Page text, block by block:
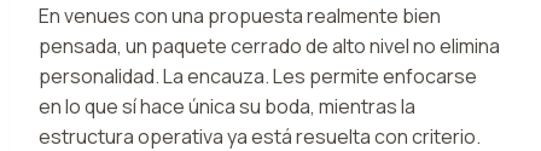
En venues con una propuesta realmente bien
pensada, un paquete cerrado de alto nivel no elimina
personalidad. La encauza. Les permite enfocarse
en lo que sí hace única su boda, mientras la
estructura operativa ya está resuelta con criterio.